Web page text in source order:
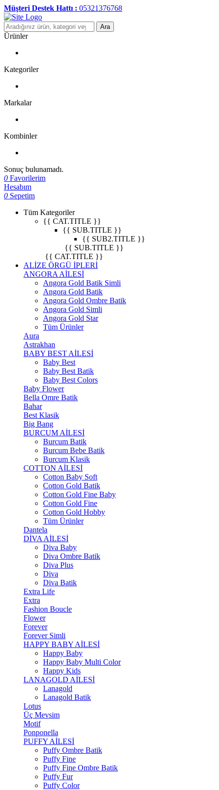
Müşteri Destek Hattı : 05321376768
Ara
Ürünler
Kategoriler
Markalar
Kombinler
Sonuç bulunamadı.
0 Favorilerim
Hesabım
0 Sepetim
Tüm Kategoriler
{{ CAT.TITLE }}
{{ SUB.TITLE }}
{{ SUB2.TITLE }}
{{ SUB.TITLE }}
{{ CAT.TITLE }}
ALİZE ÖRGÜ İPLERİ
ANGORA AİLESİ
Angora Gold Batik Simli
Angora Gold Batik
Angora Gold Ombre Batik
Angora Gold Simli
Angora Gold Star
Tüm Ürünler
Aura
Astrakhan
BABY BEST AİLESİ
Baby Best
Baby Best Batik
Baby Best Colors
Baby Flower
Bella Omre Batik
Bahar
Best Klasik
Big Bang
BURCUM AİLESİ
Burcum Batik
Burcum Bebe Batik
Burcum Klasik
COTTON AİLESİ
Cotton Baby Soft
Cotton Gold Batik
Cotton Gold Fine Baby
Cotton Gold Fine
Cotton Gold Hobby
Tüm Ürünler
Dantela
DİVA AİLESİ
Diva Baby
Diva Ombre Batik
Diva Plus
Diva
Diva Batik
Extra Life
Extra
Fashion Boucle
Flower
Forever
Forever Simli
HAPPY BABY AİLESİ
Happy Baby
Happy Baby Multi Color
Happy Kids
LANAGOLD AİLESİ
Lanagold
Lanagold Batik
Lotus
Üç Mevsim
Motif
Ponponella
PUFFY AİLESİ
Puffy Ombre Batik
Puffy Fine
Puffy Fine Ombre Batik
Puffy Fur
Puffy Color